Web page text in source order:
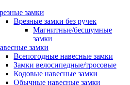
замки
Врезные замки без ручек
Магнитные/бесшумные
замки
замки
Всепогодные навесные замки
Замки велосипедные/тросовые
Кодовые навесные замки
Обычные навесные замки